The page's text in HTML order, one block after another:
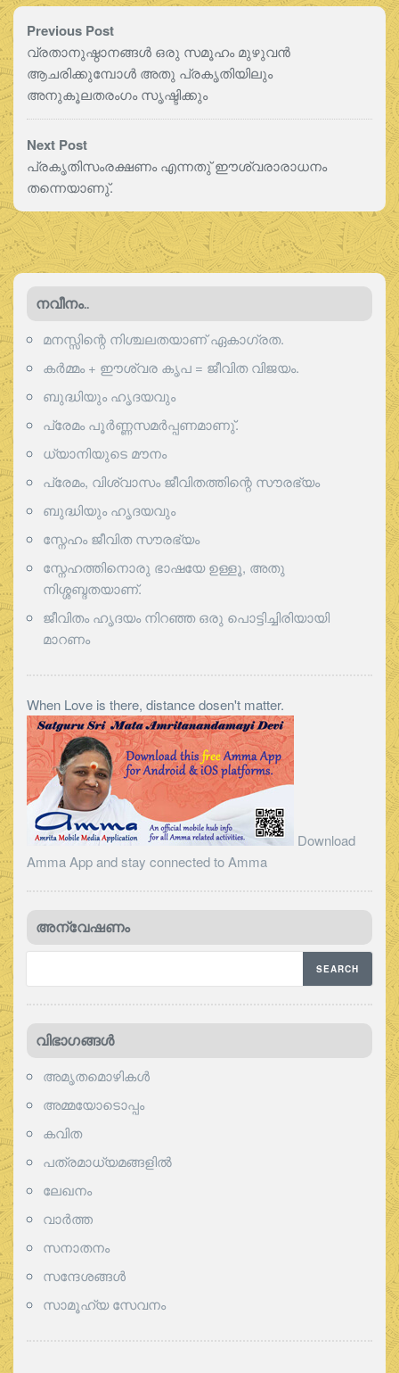
Previous Post
വ്രതാനുഷ്ഠാനങ്ങള്‍ ഒരു സമൂഹം മുഴുവന്‍
ആചരിക്കുമ്പോള്‍ അതു പ്രകൃതിയിലും
അനുകൂലതരംഗം സൃഷ്ടിക്കും
Next Post
പ്രകൃതിസംരക്ഷണം എന്നതു് ഈശ്വരാരാധനം
തന്നെയാണു്.
നവീനം..
മനസ്സിന്റെ നിശ്ചലതയാണ് ഏകാഗ്രത.
കർമ്മം + ഈശ്വര കൃപ = ജീവിത വിജയം.
ബുദ്ധിയും ഹൃദയവും
പ്രേമം പൂര്‍ണ്ണസമര്‍പ്പണമാണു്.
ധ്യാനിയുടെ മൗനം
പ്രേമം, വിശ്വാസം ജീവിതത്തിന്റെ സൗരഭ്യം
ബുദ്ധിയും ഹൃദയവും
സ്നേഹം ജീവിത സൗരഭ്യം
സ്നേഹത്തിനൊരു ഭാഷയേ ഉള്ളൂ, അതു
നിശ്ശബ്ദതയാണ്.
ജീവിതം ഹൃദയം നിറഞ്ഞ ഒരു പൊട്ടിച്ചിരിയായി
മാറണം
When Love is there, distance dosen't matter.
Download
Amma App and stay connected to Amma
അന്വേഷണം
വിഭാഗങ്ങള്‍
അമൃതമൊഴികള്‍
അമ്മയോടൊപ്പം
കവിത
പത്രമാധ്യമങ്ങളില്‍
ലേഖനം
വാര്‍ത്ത
സനാതനം
സന്ദേശങ്ങൾ
സാമൂഹ്യ സേവനം